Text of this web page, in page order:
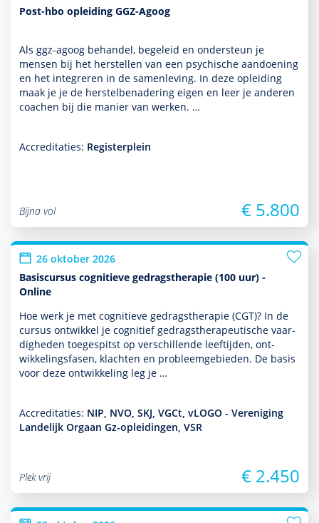
Post-hbo opleiding GGZ-Agoog
Als ggz-agoog behan­del, bege­leid en onder­steun je
mensen bij het herstellen van een psychische aandoening
en het integreren in de samen­leving. In deze opleiding
maak je je de herstelbenade­ring eigen en leer je anderen
coachen bij die manier van werken. …
Accreditaties: Registerplein
Bijna vol € 5.800
26 oktober 2026
Basiscursus cognitieve gedragstherapie (100 uur) -
Online
Hoe werk je met cogni­tieve gedrags­thera­pie (CGT)? In de
cursus ontwik­kel je cognitief gedrags­thera­peu­tische vaar­
dig­heden toegespitst op ver­schil­lende leeftijden, ont­
wikke­lingsfasen, klachten en probleemgebieden. De basis
voor deze ont­wikke­ling leg je …
Accreditaties: NIP, NVO, SKJ, VGCt, vLOGO - Vereniging
Landelijk Orgaan Gz-opleidingen, VSR
Plek vrij € 2.450